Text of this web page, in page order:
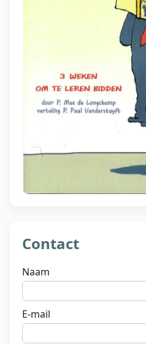
Contact
Naam
E-mail